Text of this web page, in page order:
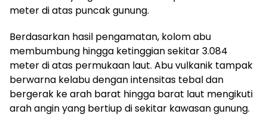
meter di atas puncak gunung.
Berdasarkan hasil pengamatan, kolom abu
membumbung hingga ketinggian sekitar 3.084
meter di atas permukaan laut. Abu vulkanik tampak
berwarna kelabu dengan intensitas tebal dan
bergerak ke arah barat hingga barat laut mengikuti
arah angin yang bertiup di sekitar kawasan gunung.